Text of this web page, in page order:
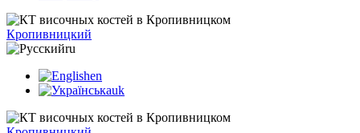
Кропивницкий
ru
en
uk